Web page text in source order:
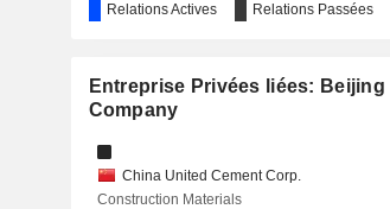
Relations Actives Relations Passées
Entreprise Privées liées:
Company
China United Cement Corp.
Construction Materials